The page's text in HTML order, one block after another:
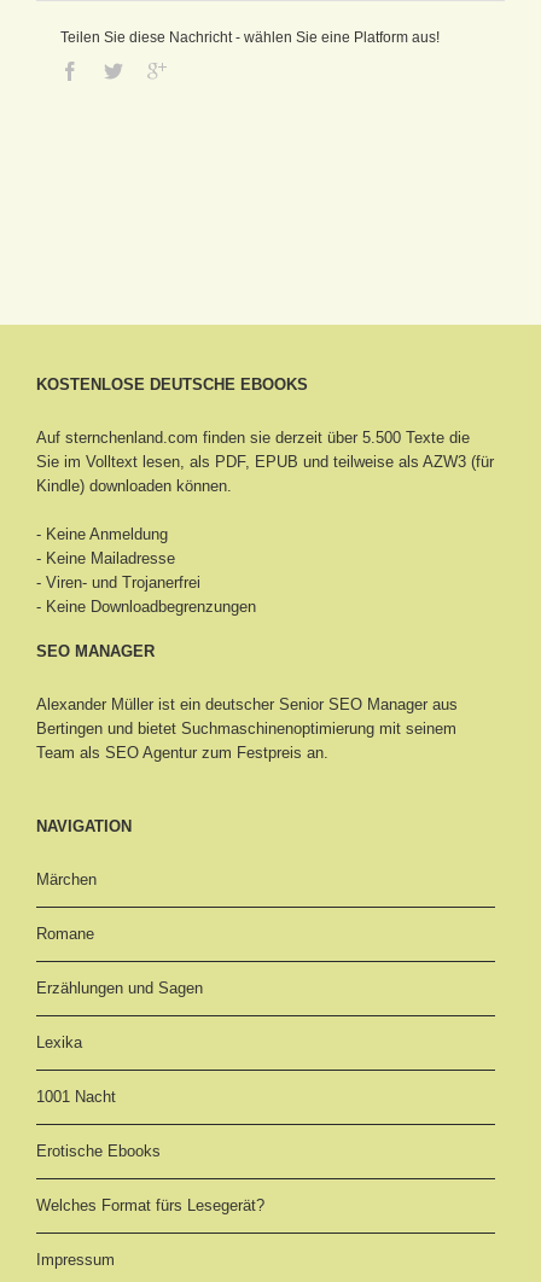
Teilen Sie diese Nachricht - wählen Sie eine Platform aus!
KOSTENLOSE DEUTSCHE EBOOKS
Auf sternchenland.com finden sie derzeit über 5.500 Texte die
Sie im Volltext lesen, als PDF, EPUB und teilweise als AZW3 (für
Kindle) downloaden können.
- Keine Anmeldung
- Keine Mailadresse
- Viren- und Trojanerfrei
- Keine Downloadbegrenzungen
SEO MANAGER
Alexander Müller ist ein deutscher Senior SEO Manager aus
Bertingen und bietet Suchmaschinenoptimierung mit seinem
Team als SEO Agentur zum Festpreis an.
NAVIGATION
Märchen
Romane
Erzählungen und Sagen
Lexika
1001 Nacht
Erotische Ebooks
Welches Format fürs Lesegerät?
Impressum